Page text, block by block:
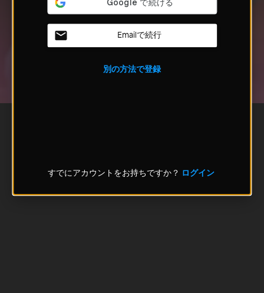
Emailで続行
別の方法で登録
すでにアカウントをお持ちですか？ ログイン